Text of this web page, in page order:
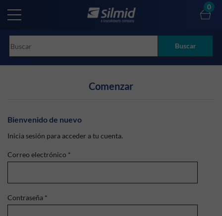
main
Buscar
0
Comenzar
Bienvenido de nuevo
Inicia sesión para acceder a tu cuenta.
Correo electrónico *
Contraseña *